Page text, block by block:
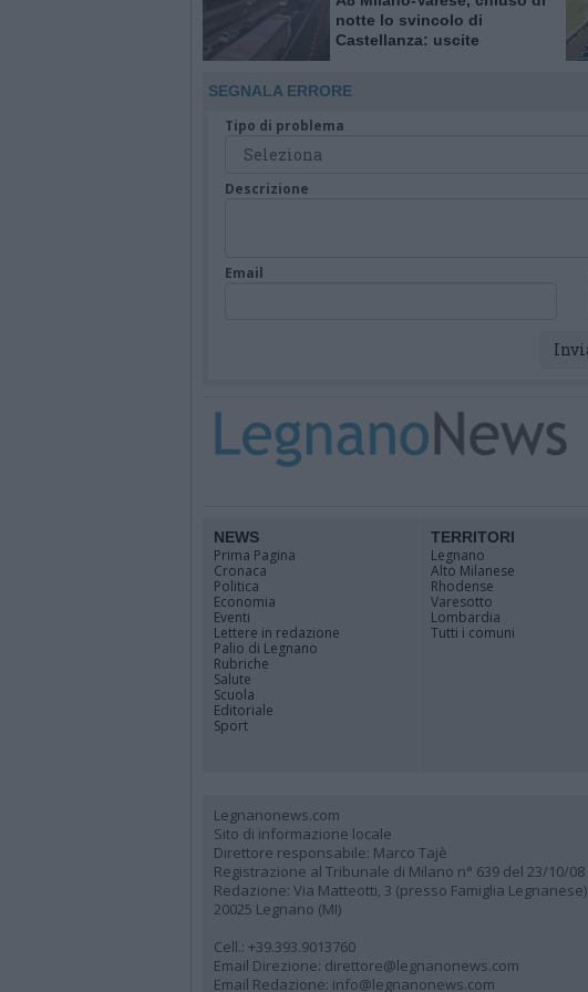
notte lo svincolo di
Castellanza: uscite
SEGNALA ERRORE
Tipo di problema
Descrizione
Email
NEWS
Prima Pagina
Cronaca
Politica
Economia
Eventi
Lettere in redazione
Palio di Legnano
Rubriche
Salute
Scuola
Editoriale
Sport
TERRITORI
Legnano
Alto Milanese
Rhodense
Varesotto
Lombardia
Tutti i comuni
Legnanonews.com
Sito di informazione locale
Direttore responsabile: Marco Tajè
Registrazione al Tribunale di Milano n° 639 del 23/10/08
Redazione: Via Matteotti, 3 (presso Famiglia Legnanese)
20025 Legnano (MI)
Cell.: +39.393.9013760
Email Direzione: direttore@legnanonews.com
Email Redazione: info@legnanonews.com